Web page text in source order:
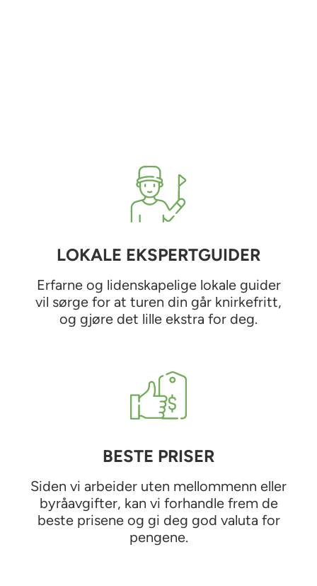
LOKALE EKSPERTGUIDER
Erfarne og lidenskapelige lokale guider
vil sørge for at turen din går knirkefritt,
og gjøre det lille ekstra for deg.
BESTE PRISER
Siden vi arbeider uten mellommenn eller
byråavgifter, kan vi forhandle frem de
beste prisene og gi deg god valuta for
pengene.